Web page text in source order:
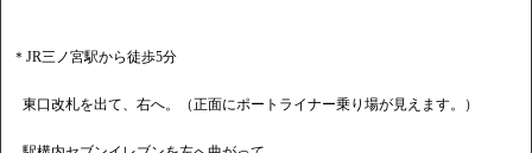
＊JR三ノ宮駅から徒歩5分
東口改札を出て、右へ。（正面にポートライナー乗り場が見えます。）